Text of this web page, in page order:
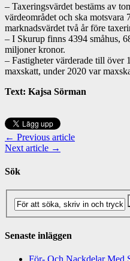
– Taxeringsvärdet bestäms av
värdeområdet och ska motsvara
marknadsvärdet två år före
– I Skurup finns 4394 småhus,
miljoner kronor.
– Fastigheter värderade till över
maxskatt, under 2020 var
Text: Kajsa Sörman
← Previous article
Next article →
Sök
Senaste inläggen